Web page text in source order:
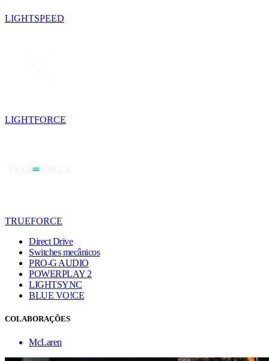
LIGHTSPEED
LIGHTFORCE
TRUEFORCE
Direct Drive
Switches mecânicos
PRO-G AUDIO
POWERPLAY 2
LIGHTSYNC
BLUE VO!CE
COLABORAÇÕES
McLaren